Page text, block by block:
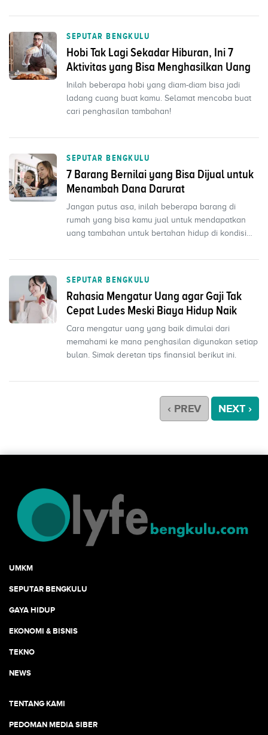
SEPUTAR BENGKULU
Hobi Tak Lagi Sekadar Hiburan, Ini 7
Aktivitas yang Bisa Menghasilkan Uang
Inilah beberapa hobi yang diam-diam bisa jadi
ladang cuang buat kamu. Selamat mencoba buat
cari penghasilan tambahan!
SEPUTAR BENGKULU
7 Barang Bernilai yang Bisa Dijual untuk
Menambah Dana Darurat
Jangan putus asa, inilah beberapa barang di
rumah yang bisa kamu jual untuk mendapatkan
uang tambahan untuk bertahan hidup di kondisi
SEPUTAR BENGKULU
Rahasia Mengatur Uang agar Gaji Tak
Cepat Ludes Meski Biaya Hidup Naik
Cara mengatur uang yang baik dimulai dari
memahami ke mana penghasilan digunakan setiap
bulan. Simak deretan tips finansial berikut ini.
‹ PREV NEXT ›
UMKM
SEPUTAR BENGKULU
GAYA HIDUP
EKONOMI & BISNIS
TEKNO
NEWS
TENTANG KAMI
PEDOMAN MEDIA SIBER